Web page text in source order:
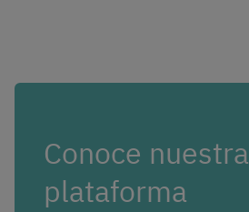
Conoce nuestra
plataforma